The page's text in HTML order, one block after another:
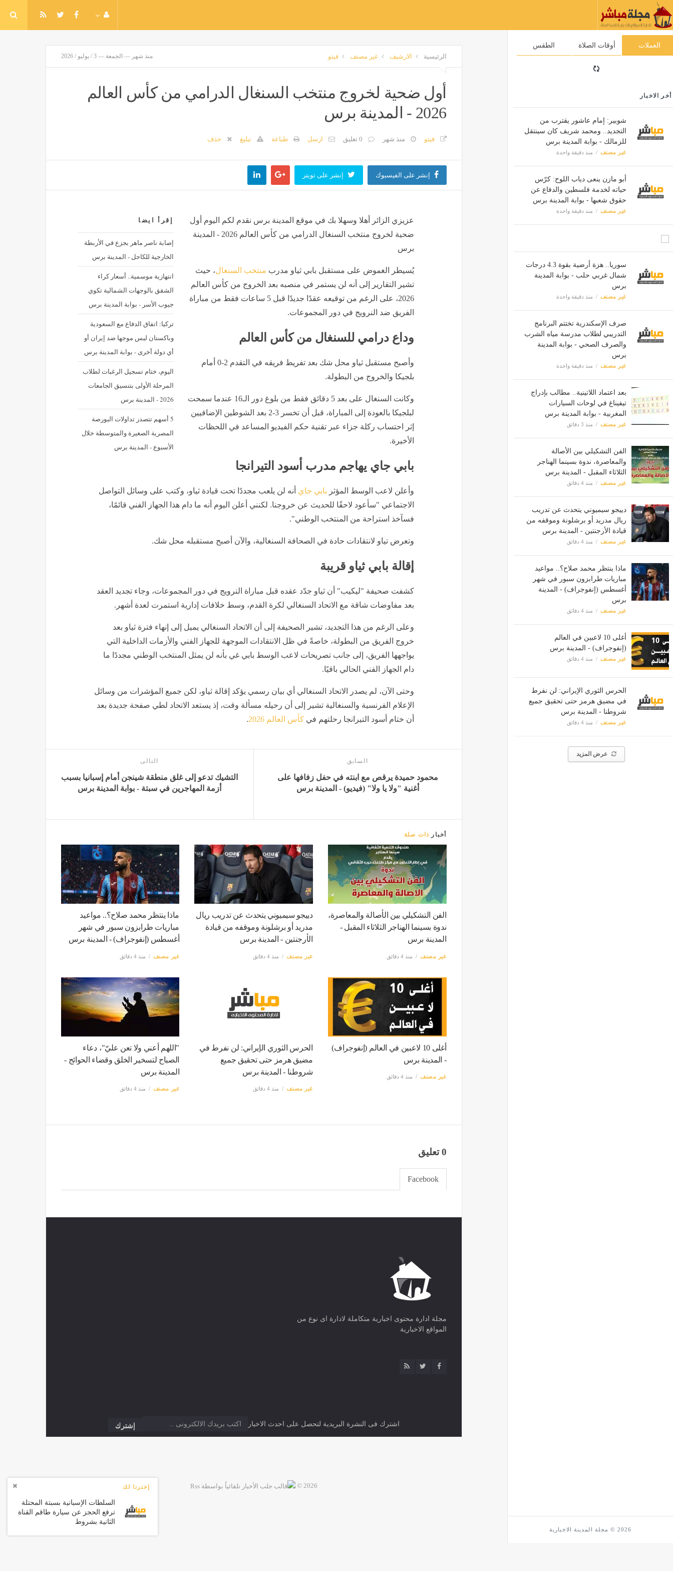
العملات أوقات الصلاة الطقس
أخر الاخبار
شوبير: إمام عاشور يقترب من
التجديد.. ومحمد شريف كان سينتقل
للزمالك - بوابة المدينة برس
غير مصنف منذ دقيقة واحدة
أبو مازن ينعى دياب اللوح: كرّس
حياته لخدمة فلسطين والدفاع عن
حقوق شعبها - بوابة المدينة برس
غير مصنف منذ دقيقة واحدة
سوريا.. هزة أرضية بقوة 4.3 درجات
شمال غربي حلب - بوابة المدينة
برس
غير مصنف منذ دقيقة واحدة
صرف الإسكندرية تختتم البرنامج
التدريبي لطلاب مدرسة مياه الشرب
والصرف الصحي - بوابة المدينة
برس
غير مصنف منذ دقيقة واحدة
بعد اعتماد اللاتينية.. مطالب بإدراج
تيفيناغ في لوحات السيارات
المغربية - بوابة المدينة برس
غير مصنف منذ 3 دقائق
الفن التشكيلي بين الأصالة
والمعاصرة، ندوة بسينما الهناجر
الثلاثاء المقبل - المدينة برس
غير مصنف منذ 4 دقائق
دييجو سيميوني يتحدث عن تدريب
ريال مدريد أو برشلونة وموقفه من
قيادة الأرجنتين - المدينة برس
غير مصنف منذ 4 دقائق
ماذا ينتظر محمد صلاح؟.. مواعيد
مباريات طرابزون سبور في شهر
أغسطس (إنفوجراف) - المدينة
برس
غير مصنف منذ 4 دقائق
أغلى 10 لاعبين في العالم
(إنفوجراف) - المدينة برس
غير مصنف منذ 4 دقائق
الحرس الثوري الإيراني: لن نفرط
في مضيق هرمز حتى تحقيق جميع
شروطنا - المدينة برس
غير مصنف منذ 4 دقائق
عرض المزيد
2026 © مجلة المدينة الاخبارية
الرئيسية الارشيف غير مصنف فيتو منذ شهر — الجمعة — 3 / يوليو / 2026
أول ضحية لخروج منتخب السنغال الدرامي من كأس العالم
2026 - المدينة برس
فيتو منذ شهر 0 تعليق ارسل طباعة تبليغ حذف
إنشر على الفيسبوك إنشر على تويتر
إقرأ ايضا
إصابة ناصر ماهر بجزع في الأربطة
الخارجية للكاحل - المدينة برس
‪انتهازية موسمية.. أسعار كراء
الشقق بالوجهات الشمالية تكوي
جيوب الأسر - بوابة المدينة برس
تركيا: اتفاق الدفاع مع السعودية
وباكستان ليس موجها ضد إيران أو
أي دولة أخرى - بوابة المدينة برس
اليوم، ختام تسجيل الرغبات لطلاب
المرحلة الأولى بتنسيق الجامعات
2026 - المدينة برس
5 أسهم تتصدر تداولات البورصة
المصرية الصغيرة والمتوسطة خلال
الأسبوع - المدينة برس
عزيزي الزائر أهلا وسهلا بك في موقع المدينة برس نقدم لكم اليوم أول
ضحية لخروج منتخب السنغال الدرامي من كأس العالم 2026 - المدينة
برس
يُسيطر الغموض على مستقبل بابي ثياو مدرب منتخب السنغال، حيث
تشير التقارير إلى أنه لن يستمر في منصبه بعد الخروج من كأس العالم
2026، على الرغم من توقيعه عقدًا جديدًا قبل 5 ساعات فقط من مباراة
الفريق ضد النرويج في دور المجموعات.
وداع درامي للسنغال من كأس العالم
وأصبح مستقبل ثياو محل شك بعد تفريط فريقه في التقدم 2-0 أمام
بلجيكا والخروج من البطولة.
وكانت السنغال على بعد 5 دقائق فقط من بلوغ دور الـ16 عندما سمحت
لبلجيكا بالعودة إلى المباراة، قبل أن تخسر 3-2 بعد الشوطين الإضافيين
إثر احتساب ركلة جزاء عبر تقنية حكم الفيديو المساعد في اللحظات
الأخيرة.
بابي جاي يهاجم مدرب أسود التيرانجا
وأعلن لاعب الوسط المؤثر بابي جاي أنه لن يلعب مجددًا تحت قيادة ثياو، وكتب على وسائل التواصل
الاجتماعي "سأعود لاحقًا للحديث عن خروجنا. لكنني أعلن اليوم أنه ما دام هذا الجهاز الفني قائمًا،
فسآخذ استراحة من المنتخب الوطني".
وتعرض تياو لانتقادات حادة في الصحافة السنغالية، والآن أصبح مستقبله محل شك.
إقالة بابي ثياو قريبة
كشفت صحيفة "ليكيب" أن ثياو جدّد عقده قبل مباراة النرويج في دور المجموعات، وجاء تجديد العقد
بعد مفاوضات شاقة مع الاتحاد السنغالي لكرة القدم، وسط خلافات إدارية استمرت لعدة أشهر.
وعلى الرغم من هذا التجديد، تشير الصحيفة إلى أن الاتحاد السنغالي يميل إلى إنهاء فترة ثياو بعد
خروج الفريق من البطولة، خاصةً في ظل الانتقادات الموجهة للجهاز الفني والأزمات الداخلية التي
يواجهها الفريق، إلى جانب تصريحات لاعب الوسط بابي غي بأنه لن يمثل المنتخب الوطني مجددًا ما
دام الجهاز الفني الحالي باقيًا.
وحتى الآن، لم يصدر الاتحاد السنغالي أي بيان رسمي يؤكد إقالة ثياو، لكن جميع المؤشرات من وسائل
الإعلام الفرنسية والسنغالية تشير إلى أن رحيله مسألة وقت، إذ يستعد الاتحاد لطي صفحة جديدة بعد
أن ختام أسود التيرانجا رحلتهم فيكأس العالم 2026 .
إخترنا لك
السلطات الإسبانية بسبتة المحتلة
ترفع الحجز عن سيارة طاقم القناة
الثانية بشروط
السابق
محمود حميدة يرقص مع ابنته في حفل زفافها على
أغنية "ولا يا ولا" (فيديو) - المدينة برس
التالى
التشيك تدعو إلى غلق منطقة شينجن أمام إسبانيا بسبب
أزمة المهاجرين في سبتة - بوابة المدينة برس
أخبار ذات صلة
الفن التشكيلي بين الأصالة والمعاصرة،
ندوة بسينما الهناجر الثلاثاء المقبل -
المدينة برس
غير مصنف منذ 4 دقائق
دييجو سيميوني يتحدث عن تدريب ريال
مدريد أو برشلونة وموقفه من قيادة
الأرجنتين - المدينة برس
غير مصنف منذ 4 دقائق
ماذا ينتظر محمد صلاح؟.. مواعيد
مباريات طرابزون سبور في شهر
أغسطس (إنفوجراف) - المدينة برس
غير مصنف منذ 4 دقائق
أغلى 10 لاعبين في العالم (إنفوجراف)
- المدينة برس
غير مصنف منذ 4 دقائق
الحرس الثوري الإيراني: لن نفرط في
مضيق هرمز حتى تحقيق جميع
شروطنا - المدينة برس
غير مصنف منذ 4 دقائق
"اللهم أعني ولا تعن عليّ"، دعاء
الصباح لتسخير الخلق وقضاء الحوائج -
المدينة برس
غير مصنف منذ 4 دقائق
0 تعليق
Facebook
مجلة ادارة محتوى اخبارية متكاملة لادارة اى نوع من
المواقع الاخبارية
اشترك فى النشرة البريدية لتحصل على احدث الاخبار
2026 ©